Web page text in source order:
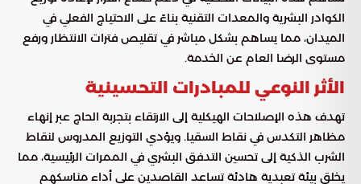
الكوادر البشرية والمعدات التقنية بناءً على الاحتياج الفعلي في
الميدان، مما يساهم بشكل مباشر في تقليص فترات الانتظار ورفع
مستوى الرضا العام عن الخدمة.
الأثر النوعي للمبادرات التحسينية
تهدف هذه الإصلاحات الهيكلية إلى الارتقاء بتجربة الحاج عبر إنهاء
مظاهر التكدس في نقاط السقيا. ويؤدي التوزيع المدروس لنقاط
الشرب الذكية إلى تحسين التدفق البشري في الممرات الرئيسية، مما
يخلق بيئة تعبدية هادئة تساعد القاصدين على أداء مناسكهم